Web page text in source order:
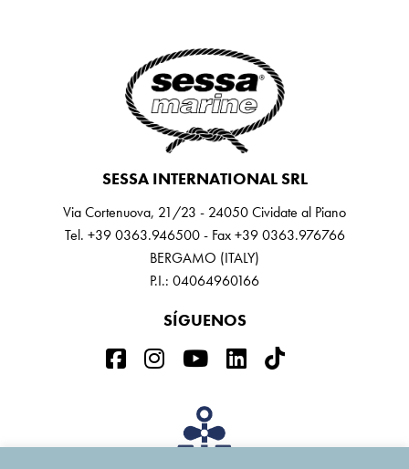
SESSA INTERNATIONAL SRL
Via Cortenuova, 21/23 - 24050 Cividate al Piano
Tel. +39 0363.946500 - Fax +39 0363.976766
BERGAMO (ITALY)
P.I.: 04064960166
SÍGUENOS